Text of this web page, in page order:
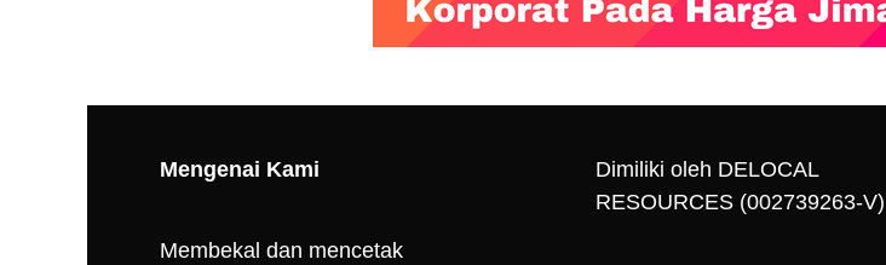
Mengenai Kami
Membekal dan mencetak
Dimiliki oleh DELOCAL
RESOURCES (002739263-V)